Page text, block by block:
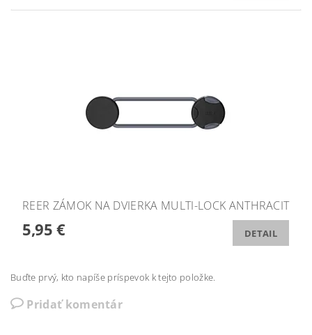
REER ZÁMOK NA DVIERKA MULTI-LOCK ANTHRACIT
5,95 € DETAIL
Buďte prvý, kto napíše príspevok k tejto položke.
Pridať komentár